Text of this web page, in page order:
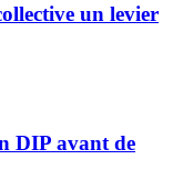
un levier
DIP avant de